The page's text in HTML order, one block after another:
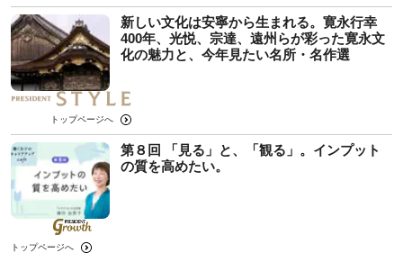
新しい文化は安寧から生まれる。寛永行幸
400年、光悦、宗達、遠州らが彩った寛永文
化の魅力と、今年見たい名所・名作選
トップページへ
第８回 「見る」と、「観る」。インプット
の質を高めたい。
トップページへ